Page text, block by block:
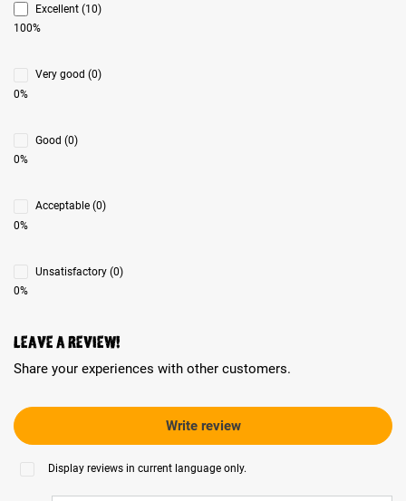
Excellent (10)
100%
Very good (0)
0%
Good (0)
0%
Acceptable (0)
0%
Unsatisfactory (0)
0%
Leave a review!
Share your experiences with other customers.
Write review
Display reviews in current language only.